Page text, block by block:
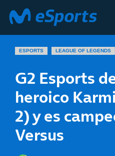
ESPORTS LEAGUE OF LEGENDS
G2 Esports
heroico
2) y es
Versus